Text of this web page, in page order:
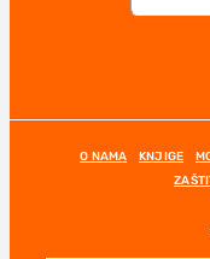
O NAMA KNJIGE